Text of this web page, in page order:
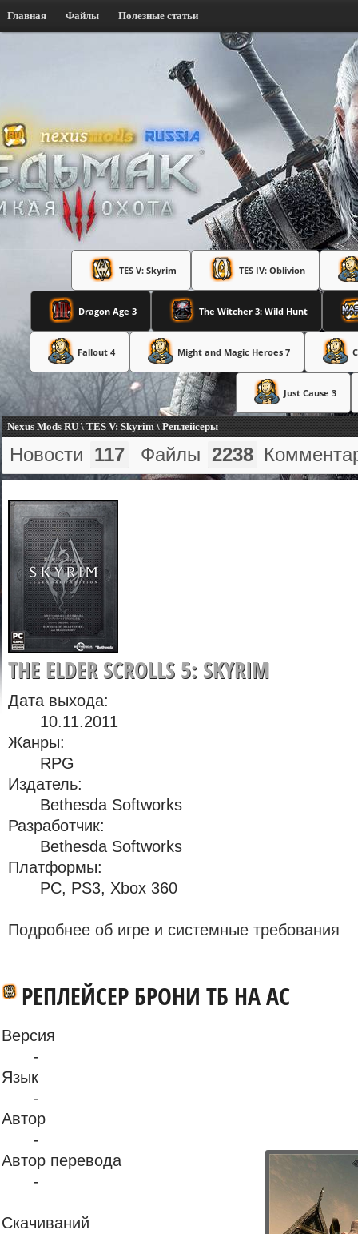
Главная Файлы Полезные статьи
TES V: Skyrim TES IV: Oblivion
Dragon Age 3 The Witcher 3: Wild Hunt
Fallout 4 Might and Magic Heroes 7
Just Cause 3
Nexus Mods RU \ TES V: Skyrim \ Реплейсеры
Новости 117 Файлы 2238
THE ELDER SCROLLS 5: SKYRIM
Дата выхода:
10.11.2011
Жанры:
RPG
Издатель:
Bethesda Softworks
Разработчик:
Bethesda Softworks
Платформы:
PC, PS3, Xbox 360
Подробнее об игре и системные требования
РЕПЛЕЙСЕР БРОНИ ТБ НА АС
Версия
-
Язык
-
Автор
-
Автор перевода
-
Скачиваний